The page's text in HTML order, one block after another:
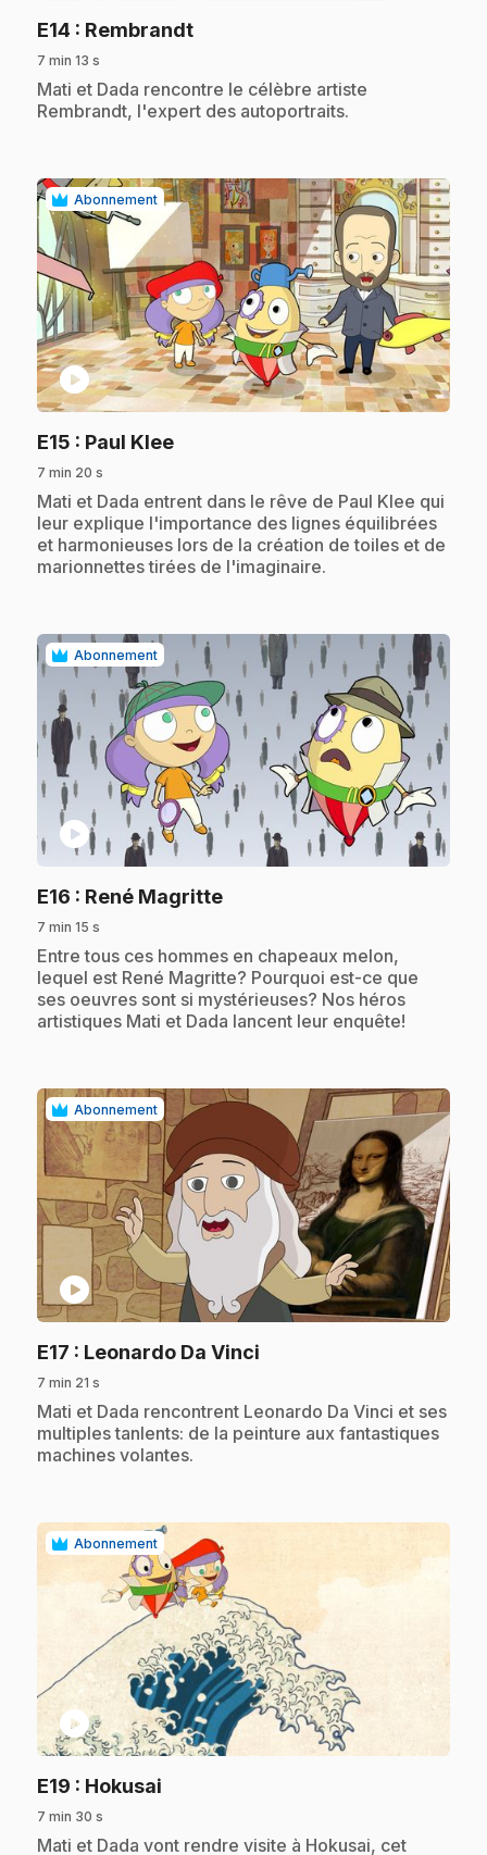
E14 : Rembrandt.
7 min 13 s
.Mati et Dada rencontre le célèbre artiste
Rembrandt, l'expert des autoportraits.
Abonnement
play_circle
E15 : Paul Klee.
7 min 20 s
.Mati et Dada entrent dans le rêve de Paul Klee qui
leur explique l'importance des lignes équilibrées
et harmonieuses lors de la création de toiles et de
marionnettes tirées de l'imaginaire.
Abonnement
play_circle
E16 : René Magritte.
7 min 15 s
.Entre tous ces hommes en chapeaux melon,
lequel est René Magritte? Pourquoi est-ce que
ses oeuvres sont si mystérieuses? Nos héros
artistiques Mati et Dada lancent leur enquête!
Abonnement
play_circle
E17 : Leonardo Da Vinci
7 min 21 s
.Mati et Dada rencontrent Leonardo Da Vinci et ses
multiples tanlents: de la peinture aux fantastiques
machines volantes.
Abonnement
play_circle
E19 : Hokusai
7 min 30 s
.Mati et Dada vont rendre visite à Hokusai, cet